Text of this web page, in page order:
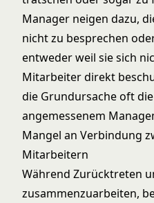
Manager neigen dazu,
nicht zu besprechen
entweder weil sie sich
Mitarbeiter direkt
die Grundursache oft
angemessenem
Mangel an Verbindung
Mitarbeitern
Während Zurücktreten
zusammenzuarbeiten,